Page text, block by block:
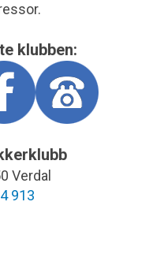
klubben:
Verdal
913